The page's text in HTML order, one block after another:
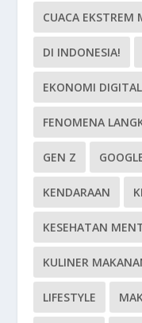
CUACA EKSTREM
DI INDONESIA!
EKONOMI DIGITAL
FENOMENA
GEN Z
KENDARAAN
KESEHATAN
KULINER
LIFESTYLE